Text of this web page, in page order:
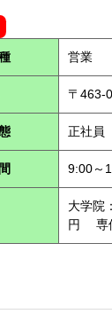
営業
〒463-
正社員
9:00～
大学
円 専